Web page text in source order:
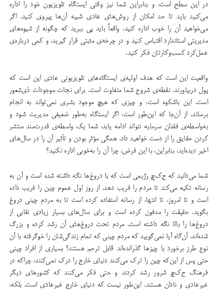
در این سطح است، و بنابراین شما نیز وقتی ایستگاه تلویزیون خود را اداره
می‌کنید باید تا حد امکان از روش‌های عادی شبیه آن‌ها پیروی کنید. اگر
می‌خواهید آن را خوب اداره کنید، واقعاً باید پی ببرید که چگونه از شیوه‌های
مدیریتی استاندارد اقتباس کنید و در چرخه‌ی مثبتی قرار گیرید،‌ و کمی درباره‌ی
عمل‌کرد کسب‌وکارتان فکر کنید.
واقعیت این است که هدف اولیه‌ی ایستگاه‌های تلویزیونی عادی این است که
پول دربیاورند. نقطه‌ی شروع شما متفاوت است. برای نجات موجودات ذی‌شعور
است. این باشکوه است، و چیزی که هیچ موجود بشری نمی‌تواند به انجام
برساند. از آن‌جا که این‌طور است، اگر ایستگاه به‌طور ضعیفی مدیریت شود و
به‌واسطه‌ی فقدان سرمایه نتواند ادامه یابد،‌ شما یک واسطه‌ی قدرت‌مند منتشر
کردن حقایق را از دست خواهید داد. همگی مؤثر بودن و تأثیر آن را در سال‌های
اخیر دیده‌اید، بنابراین، با این فرض، چرا آن را به‌خوبی اداره نکنید؟
شما می‌دانید که ح‌ک‌چ رژیمی است که با دروغ‌ها نگه داشته شده است و آن به
رسانه تکیه می‌کند تا مردم را فریب دهد. از روز اول عموم چین را فریب داده
است و تا امروز، تا انتها، از رسانه استفاده کرده است تا به مردم چینی دروغ
بگوید. حقیقت را مدفون کرده است و برای سال‌های بسیار زیادی نقابی از
دروغ‌ها را بالا نگه داشته است. مردم تحت دروغ‌های آن رشد کرده و بزرگ
شده‌اند. آن‌گاه آیا نمی‌گویید که مردم چینی که تمام زندگی‌شان را خوگرفته با آن
نوع طرز برخورد با چیزها گذرانده‌اند قابل ترحم هستند؟ بسیاری از افراد چینی
حتی پس از این‌که چین را ترک می‌کنند دنیای خارج را درک نمی‌کنند،‌ چراکه در
فرهنگ ح‌ک‌چ شرور رشد کردند و حتی فکر می‌کنند که کشورهای دیگر
غیرعادی و نادان هستند. این‌طور نیست که دنیای خارج غیرعادی است. بلکه،